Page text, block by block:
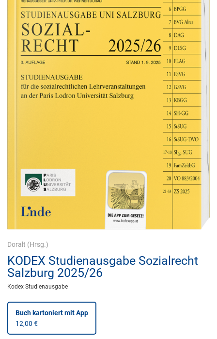
Doralt (Hrsg.)
KODEX Studienausgabe Sozialrecht
Salzburg 2025/26
Kodex Studienausgabe
Buch kartoniertmit App
12,00 €